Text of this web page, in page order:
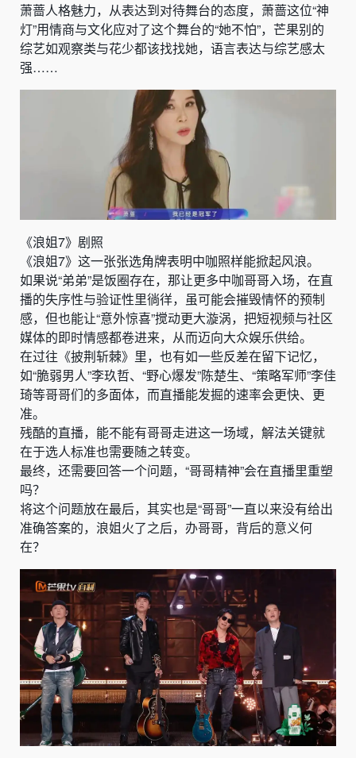
萧蔷人格魅力，从表达到对待舞台的态度，萧蔷这位“神
灯”用情商与文化应对了这个舞台的“她不怕”，芒果别的
综艺如观察类与花少都该找找她，语言表达与综艺感太
强……
《浪姐7》剧照
《浪姐7》这一张张选角牌表明中咖照样能掀起风浪。
如果说“弟弟”是饭圈存在，那让更多中咖哥哥入场，在直
播的失序性与验证性里徜徉，虽可能会摧毁情怀的预制
感，但也能让“意外惊喜”搅动更大漩涡，把短视频与社区
媒体的即时情感都卷进来，从而迈向大众娱乐供给。
在过往《披荆斩棘》里，也有如一些反差在留下记忆，
如“脆弱男人”李玖哲、“野心爆发”陈楚生、“策略军师”李佳
琦等哥哥们的多面体，而直播能发掘的速率会更快、更
准。
残酷的直播，能不能有哥哥走进这一场域，解法关键就
在于选人标准也需要随之转变。
最终，还需要回答一个问题，“哥哥精神”会在直播里重塑
吗？
将这个问题放在最后，其实也是“哥哥”一直以来没有给出
准确答案的，浪姐火了之后，办哥哥，背后的意义何
在？